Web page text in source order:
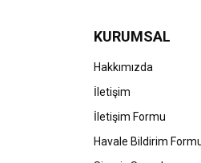
Bu ürüne
KURUMSAL
Hakkımızda
İletişim
İletişim Formu
Havale Bildirim